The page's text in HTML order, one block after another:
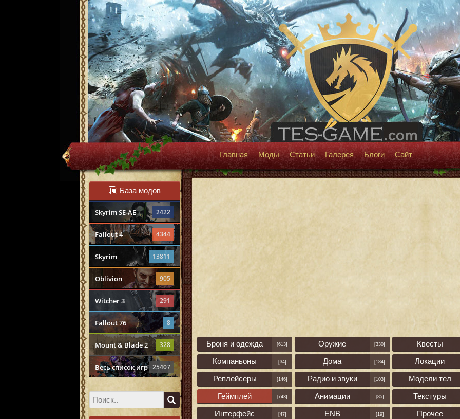
Главная Моды Статьи Галерея Блоги Сайт
База модов
Skyrim SE-AE 2422
Fallout 4 4344
Skyrim 13811
Oblivion 905
Witcher 3 291
Fallout 76 8
Mount & Blade 2 328
Весь список игр 25407
Броня и одежда [613] Оружие [330]
Квесты
Компаньоны
[34] Дома [184]
Локации
Реплейсеры
[146] Радио и звуки [103]
Модели тел
Геймплей
[743] Анимации [85]
Текстуры
Интерфейс
[47] ENB [19]
Прочее